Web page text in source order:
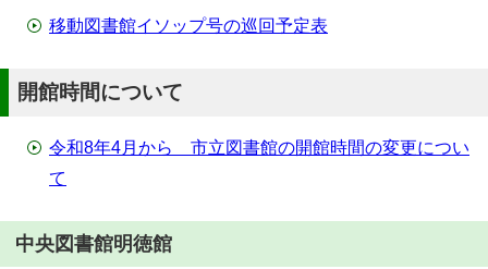
移動図書館イソップ号の巡回予定表
開館時間について
令和8年4月から 市立図書館の開館時間の変更につい
て
中央図書館明徳館